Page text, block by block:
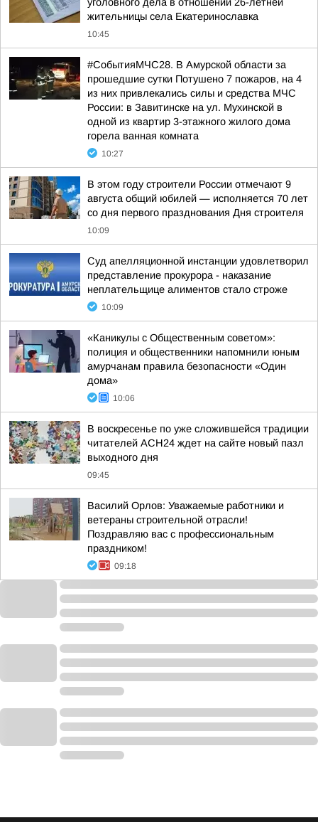
жительницы села Екатеринославка
10:45
#СобытияМЧС28. В Амурской области за
прошедшие сутки Потушено 7 пожаров, на 4
из них привлекались силы и средства МЧС
России: в Завитинске на ул. Мухинской в
одной из квартир 3-этажного жилого дома
горела ванная комната
10:27
В этом году строители России отмечают 9
августа общий юбилей — исполняется 70 лет
со дня первого празднования Дня строителя
10:09
Суд апелляционной инстанции удовлетворил
представление прокурора - наказание
неплательщице алиментов стало строже
10:09
«Каникулы с Общественным советом»:
полиция и общественники напомнили юным
амурчанам правила безопасности «Один
дома»
10:06
В воскресенье по уже сложившейся традиции
читателей АСН24 ждет на сайте новый пазл
выходного дня
09:45
Василий Орлов: Уважаемые работники и
ветераны строительной отрасли!
Поздравляю вас с профессиональным
праздником!
09:18